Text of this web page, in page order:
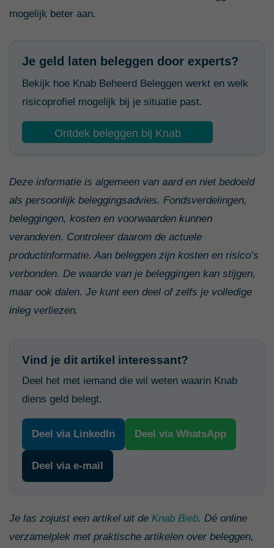
mogelijk beter aan.
Je geld laten beleggen door experts?
Bekijk hoe Knab Beheerd Beleggen werkt en welk
risicoprofiel mogelijk bij je situatie past.
Ontdek beleggen bij Knab
Deze informatie is algemeen van aard en niet bedoeld
als persoonlijk beleggingsadvies. Fondsverdelingen,
beleggingen, kosten en voorwaarden kunnen
veranderen. Controleer daarom de actuele
productinformatie. Aan beleggen zijn kosten en risico’s
verbonden. De waarde van je beleggingen kan stijgen,
maar ook dalen. Je kunt een deel of zelfs je volledige
inleg verliezen.
Vind je dit artikel interessant?
Deel het met iemand die wil weten waarin Knab
diens geld belegt.
Deel via LinkedIn Deel via WhatsApp
Deel via e-mail
Je las zojuist een artikel uit de Knab Bieb. Dé online
verzamelplek met praktische artikelen over beleggen,